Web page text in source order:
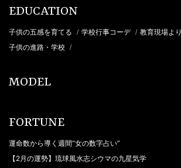
EDUCATION
子供の五感を育てる / 学校行事コーデ / 教育現場より
子供の進路・学校 /
MODEL
FORTUNE
運命数から導く週間“女の数字占い”
【2月の運勢】琉球風水志シウマの九星気学